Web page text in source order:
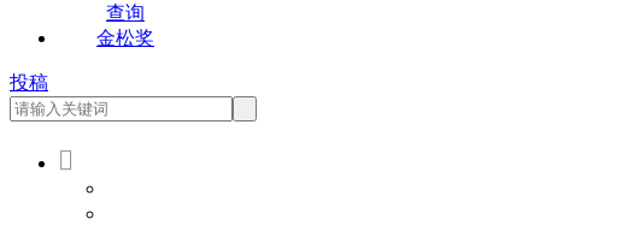
查询
金松奖
投稿
